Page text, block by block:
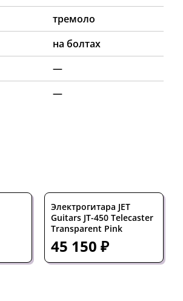
тремоло
на болтах
—
—
Электрогитара JET
Guitars JT-450 Telecaster
Transparent Pink
45 150 ₽